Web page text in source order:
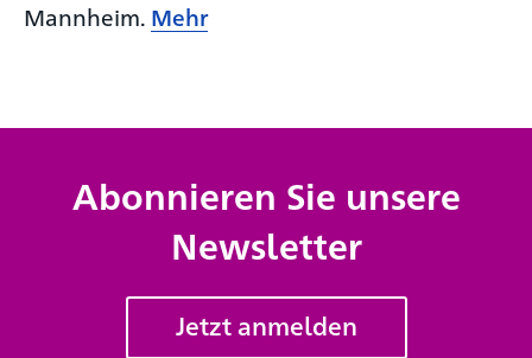
Mannheim. Mehr
Abonnieren Sie unsere
Newsletter
Jetzt anmelden